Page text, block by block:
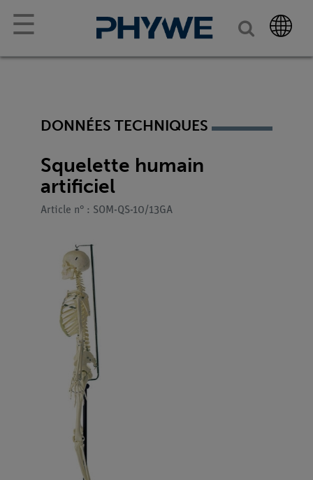
☰
DONNÉES TECHNIQUES
Squelette humain
artificiel
Article n° : SOM-QS-10/13GA